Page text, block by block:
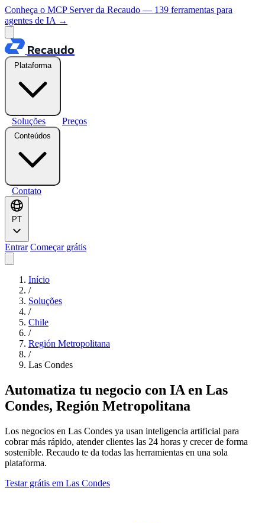
Conheça o MCP Server da Recaudo — 139 ferramentas para
agentes de IA →
Recaudo
Plataforma
Soluções Preços
Conteúdos
Contato
PT
Entrar Começar grátis
Início
/
Soluções
/
Chile
/
Región Metropolitana
/
Las Condes
Automatiza tu negocio con IA en Las
Condes, Región Metropolitana
Los negocios en Las Condes ya usan inteligencia artificial para
cobrar más rápido, atender clientes las 24 horas y crecer de forma
sostenible. Recaudo te da todas las herramientas en una sola
plataforma.
Testar grátis em Las Condes